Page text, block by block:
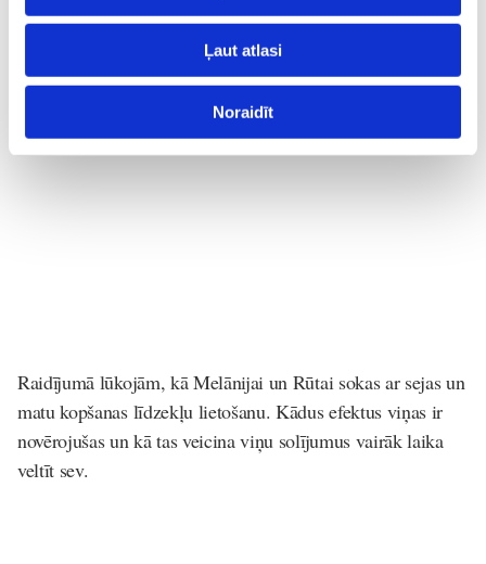
Ļaut atlasi
Noraidīt
Raidījumā lūkojām, kā Melānijai un Rūtai sokas ar sejas un
matu kopšanas līdzekļu lietošanu. Kādus efektus viņas ir
novērojušas un kā tas veicina viņu solījumus vairāk laika
veltīt sev.